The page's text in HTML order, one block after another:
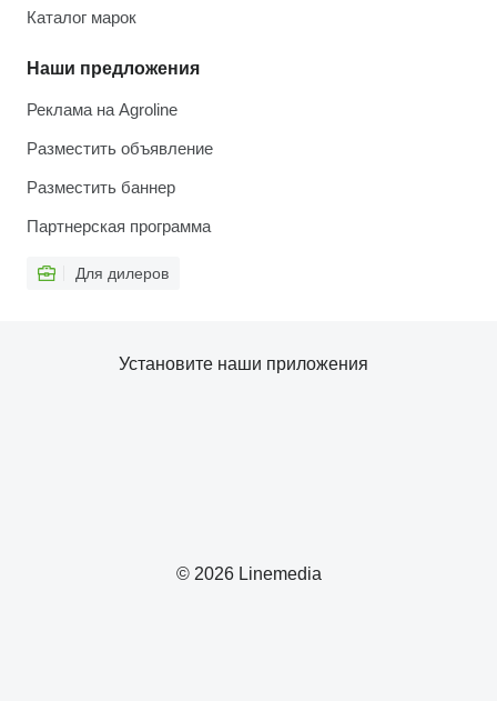
Каталог марок
Наши предложения
Реклама на Agroline
Разместить объявление
Разместить баннер
Партнерская программа
Для дилеров
© 2026 Linemedia
Установите наши приложения